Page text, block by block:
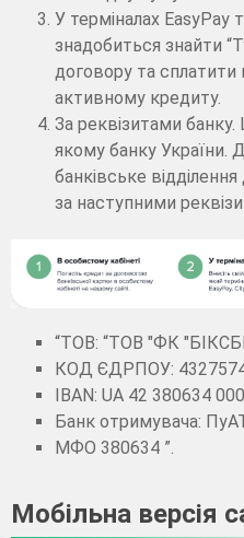
У терміналах EasyPay
знадобиться знайти
договору та сплатити
активному кредиту.
За реквізитами
якому банку України.
банківське
за наступними
“ТОВ: “ТОВ "ФК
КОД ЄДРПОУ:
IBAN: UA 42 380634
Банк отримувача:
МФО 380634 ”.
Мобільна версія